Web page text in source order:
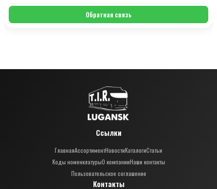
Обратная связь
Ссылки
ГлавнаяАссортиментНовостиКаталогиСтатьи
Коды номенклатурыО компанииНаши контакты
Пользовательское соглашение
Контакты